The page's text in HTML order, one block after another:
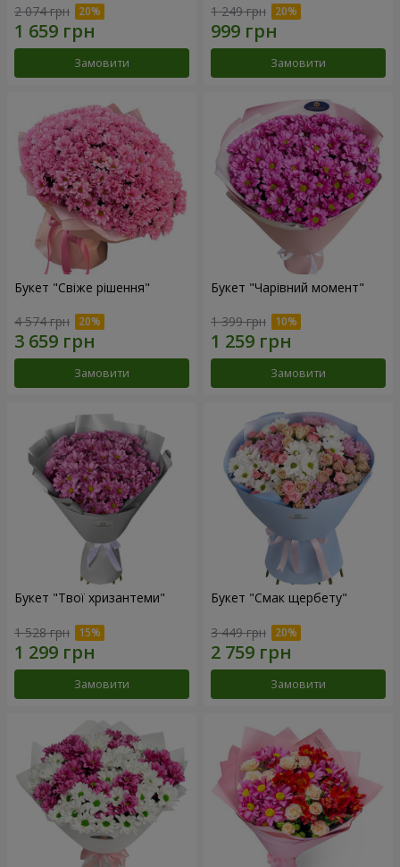
2 074 грн
Замовити
1 249 грн
Замовити
Букет "Свіже рішення"
4 574 грн
Замовити
Букет "Чарівний момент"
1 399 грн
Замовити
Букет "Твої хризантеми"
1 528 грн
Замовити
Букет "Смак щербету"
3 449 грн
Замовити